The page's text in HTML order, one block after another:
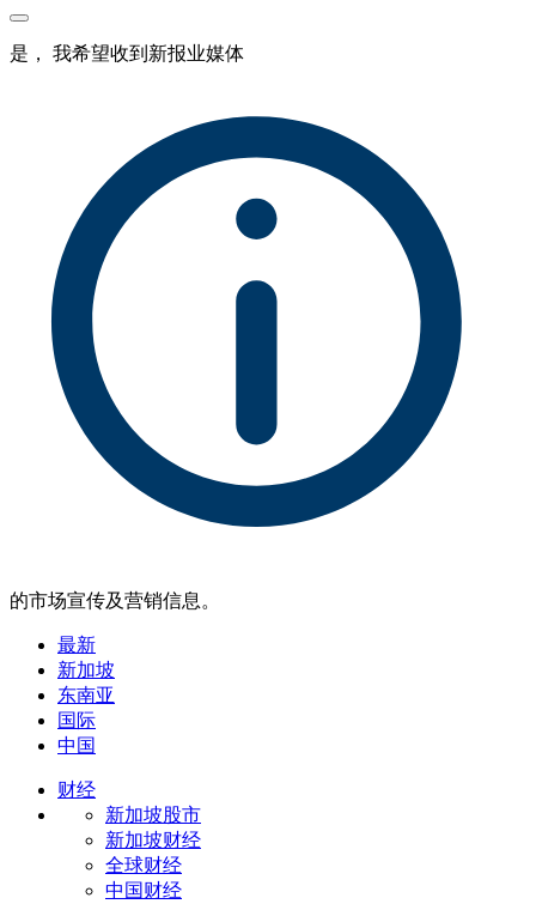
是， 我希望收到新报业媒体
的市场宣传及营销信息。
最新
新加坡
东南亚
国际
中国
财经
新加坡股市
新加坡财经
全球财经
中国财经